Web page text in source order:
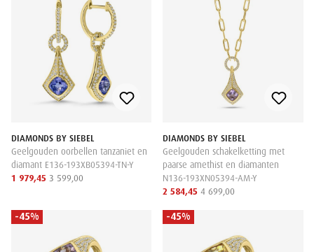
DIAMONDS BY SIEBEL
Geelgouden oorbellen tanzaniet en
diamant E136-193XB05394-TN-Y
1 979,45 3 599,00
DIAMONDS BY SIEBEL
Geelgouden schakelketting met
paarse amethist en diamanten
N136-193XN05394-AM-Y
2 584,45 4 699,00
-45% -45%